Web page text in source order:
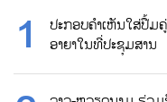
ປະກອບຄຳເຫັນໃສ່ປື້ມ
ອາຍາໃນທີ່ປະຊຸມສານ